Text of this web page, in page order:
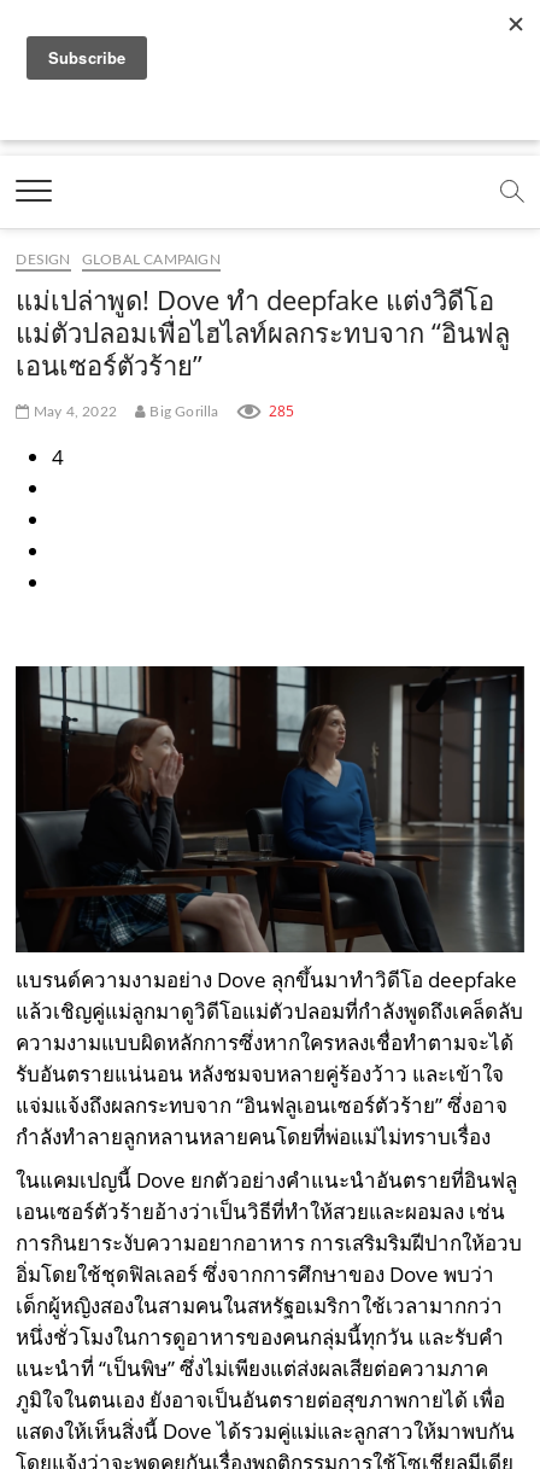
a
e
b
o
o
k
.
c
o
o
t
b
e
.
c
o
.
o
e
m
e
t
g
r
a
m
.
t
k
c
m
Marketing Oops!
DIGITAL | CREATIVE | ADVERTISING | CAMPAIGN |
DESIGN GLOBAL CAMPAIGN
แม่เปล่าพูด! Dove ทำ deepfake แต่งวิดีโอ
แม่ตัวปลอมเพื่อไฮไลท์ผลกระทบจาก “อินฟลู
เอนเซอร์ตัวร้าย”
May 4, 2022 Big Gorilla 285
4
แบรนด์ความงามอย่าง Dove ลุกขึ้นมาทำวิดีโอ deepfake
แล้วเชิญคู่แม่ลูกมาดูวิดีโอแม่ตัวปลอมที่กำลังพูดถึงเคล็ดลับ
ความงามแบบผิดหลักการซึ่งหากใครหลงเชื่อทำตามจะได้
รับอันตรายแน่นอน หลังชมจบหลายคู่ร้องว้าว และเข้าใจ
แจ่มแจ้งถึงผลกระทบจาก “อินฟลูเอนเซอร์ตัวร้าย” ซึ่งอาจ
กำลังทำลายลูกหลานหลายคนโดยที่พ่อแม่ไม่ทราบเรื่อง
ในแคมเปญนี้ Dove ยกตัวอย่างคำแนะนำอันตรายที่อินฟลู
เอนเซอร์ตัวร้ายอ้างว่าเป็นวิธีที่ทำให้สวยและผอมลง เช่น
การกินยาระงับความอยากอาหาร การเสริมริมฝีปากให้อวบ
อิ่มโดยใช้ชุดฟิลเลอร์ ซึ่งจากการศึกษาของ Dove พบว่า
เด็กผู้หญิงสองในสามคนในสหรัฐอเมริกาใช้เวลามากกว่า
หนึ่งชั่วโมงในการดูอาหารของคนกลุ่มนี้ทุกวัน และรับคำ
แนะนำที่ “เป็นพิษ” ซึ่งไม่เพียงแต่ส่งผลเสียต่อความภาค
ภูมิใจในตนเอง ยังอาจเป็นอันตรายต่อสุขภาพกายได้ เพื่อ
แสดงให้เห็นสิ่งนี้ Dove ได้รวมคู่แม่และลูกสาวให้มาพบกัน
โดยแจ้งว่าจะพูดคุยกันเรื่องพฤติกรรมการใช้โซเชียลมีเดีย